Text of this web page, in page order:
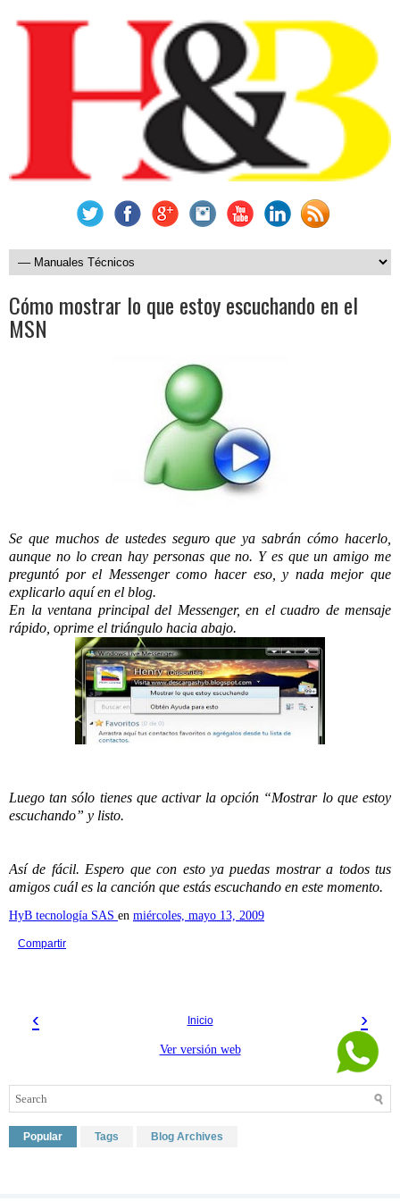
Cómo mostrar lo que estoy escuchando en el
MSN
Se que muchos de ustedes seguro que ya sabrán cómo hacerlo,
aunque no lo crean hay personas que no. Y es que un amigo me
preguntó por el Messenger como hacer eso, y nada mejor que
explicarlo aquí en el blog.
En la ventana principal del Messenger, en el cuadro de mensaje
rápido, oprime el triángulo hacia abajo.
Luego tan sólo tienes que activar la opción “Mostrar lo que estoy
escuchando” y listo.
Así de fácil. Espero que con esto ya puedas mostrar a todos tus
amigos cuál es la canción que estás escuchando en este momento.
HyB tecnología SAS en miércoles, mayo 13, 2009
Compartir
‹ ›
Inicio
Ver versión web
Popular Tags Blog Archives